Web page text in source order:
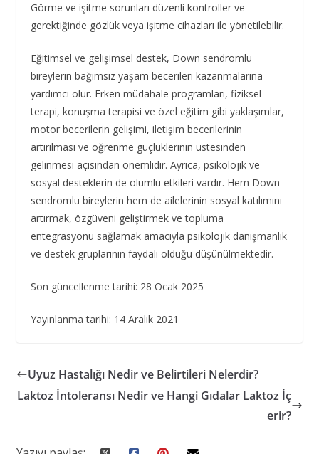
Görme ve işitme sorunları düzenli kontroller ve
gerektiğinde gözlük veya işitme cihazları ile yönetilebilir.
Eğitimsel ve gelişimsel destek, Down sendromlu
bireylerin bağımsız yaşam becerileri kazanmalarına
yardımcı olur. Erken müdahale programları, fiziksel
terapi, konuşma terapisi ve özel eğitim gibi yaklaşımlar,
motor becerilerin gelişimi, iletişim becerilerinin
artırılması ve öğrenme güçlüklerinin üstesinden
gelinmesi açısından önemlidir. Ayrıca, psikolojik ve
sosyal desteklerin de olumlu etkileri vardır. Hem Down
sendromlu bireylerin hem de ailelerinin sosyal katılımını
artırmak, özgüveni geliştirmek ve topluma
entegrasyonu sağlamak amacıyla psikolojik danışmanlık
ve destek gruplarının faydalı olduğu düşünülmektedir.
Son güncellenme tarihi: 28 Ocak 2025
Yayınlanma tarihi: 14 Aralık 2021
Uyuz Hastalığı Nedir ve Belirtileri Nelerdir?
Laktoz İntoleransı Nedir ve Hangi Gıdalar Laktoz İç
erir?